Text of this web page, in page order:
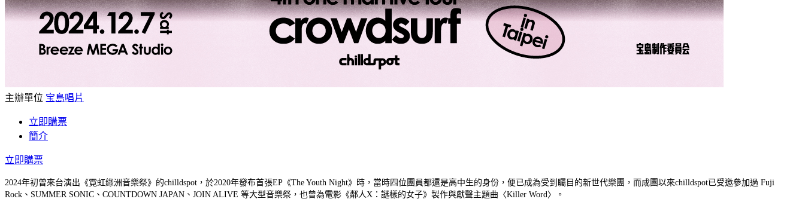
主辦單位 宝島唱片
立即購票
簡介
立即購票
2024年初曾來台演出《霓虹綠洲音樂祭》的chilldspot，於2020年發布首張EP《The Youth Night》時，當時四位團員都還是高中生的身份，便已成為受到矚目的新世代樂團，而成團以來chilldspot已受邀參加過 Fuji
Rock、SUMMER SONIC、COUNTDOWN JAPAN、JOIN ALIVE 等大型音樂祭，也曾為電影《鄰人X：謎樣的女子》製作與獻聲主題曲〈Killer Word〉。